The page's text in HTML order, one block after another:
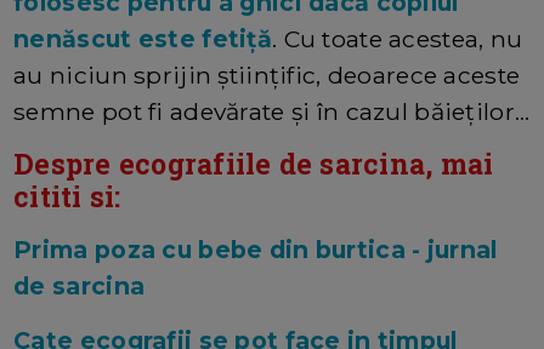
nenăscut este fetiță. Cu toate acestea, nu
au niciun sprijin științific, deoarece aceste
semne pot fi adevărate și în cazul băieților...
Despre ecografiile de sarcina, mai
cititi si:
Prima poza cu bebe din burtica - jurnal
de sarcina
Cate ecografii se pot face in timpul